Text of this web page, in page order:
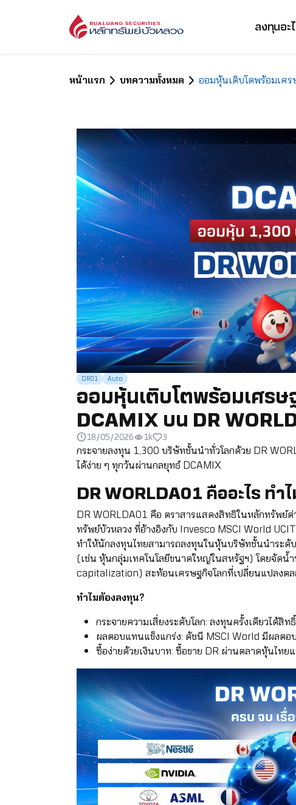
ลงทุนอะ
หน้าแรก บทความทั้งหมด ออมหุ้นเติบโตพร้อมเศ
DR01 Auto
ออมหุ้นเติบโตพร้อมเศร
DCAMIX บน DR
18/05/2026 1k 3
กระจายลงทุน 1,300 บริษัทชั้นนำทั่วโลกด้วย DR
ได้ง่าย ๆ ทุกวันผ่านกลยุทธ์ DCAMIX
DR WORLDA01 คืออะไร ท
DR WORLDA01 คือ ตราสารแสดงสิทธิในหลักทรัพย์
ทรัพย์บัวหลวง ที่อ้างอิงกับ Invesco MSCI World
ทำให้นักลงทุนไทยสามารถลงทุนในหุ้นบริษัทชั้นนำระ
(เช่น หุ้นกลุ่มเทคโนโลยีขนาดใหญ่ในสหรัฐฯ) โดยจัด
capitalization) สะท้อนเศรษฐกิจโลกที่เปลี่ยนแปลงตล
ทำไมต้องลงทุน?
กระจายความเสี่ยงระดับโลก: ลงทุนครั้งเดียวได้
ผลตอบแทนแข็งแกร่ง: ดัชนี MSCI World มีผลต
ซื้อง่ายด้วยเงินบาท: ซื้อขาย DR ผ่านตลาดหุ้นไท